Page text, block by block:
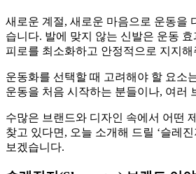
새로운 계절, 새로운 마음으로 운동을
습니다. 발에 맞지 않는 신발은 운동
피로를 최소화하고 안정적으로 지지
운동화를 선택할 때 고려해야 할 요소
운동을 처음 시작하는 분들이나, 여러
수많은 브랜드와 디자인 속에서 어떤
찾고 있다면, 오늘 소개해 드릴 ‘슬레
보겠습니다.